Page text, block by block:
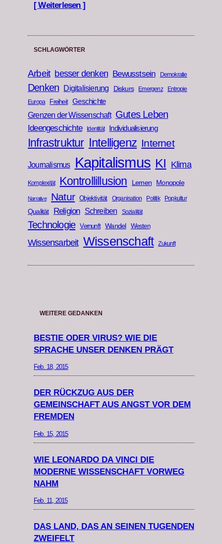
[ Weiterlesen ]
SCHLAGWÖRTER
Arbeit besser denken Bewusstsein Demokratie
Denken Digitalisierung Diskurs Emergenz
Entropie
Europa
Freiheit Geschichte
Grenzen der Wissenschaft Gutes Leben
Ideengeschichte Identität Individualisierung
Infrastruktur Intelligenz Internet
Journalismus Kapitalismus KI Klima
Komplexität Kontrollillusion Lernen Monopole
Narrative Natur Objektivität Organisation Politik Popkultur
Qualität Religion Schreiben Sozialität
Technologie Vernunft Wandel Westen
Wissensarbeit Wissenschaft Zukunft
WEITERE GEDANKEN
BESTIE ODER VIRUS? WIE DIE
SPRACHE UNSER DENKEN PRÄGT
Feb. 18, 2015
DER RÜCKZUG AUS DER
GEMEINSCHAFT AUS ANGST VOR DEM
FREMDEN
Feb. 15, 2015
WIE LEONARDO DA VINCI DIE
MODERNE WISSENSCHAFT VORWEG
NAHM
Feb. 11, 2015
DAS LAND, DAS AN SEINEN TUGENDEN
ZWEIFELT